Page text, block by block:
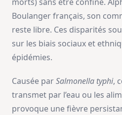
Boulanger français, son
reste libre. Ces disparités
sur les biais sociaux et
épidémies.
Causée parSalmonella typhi,
transmet par l’eau ou les
provoque une fièvre